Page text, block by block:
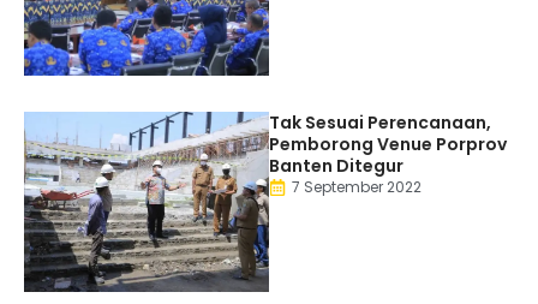
Tak Sesuai Perencanaan,
Pemborong Venue Porprov
Banten Ditegur
7 September 2022